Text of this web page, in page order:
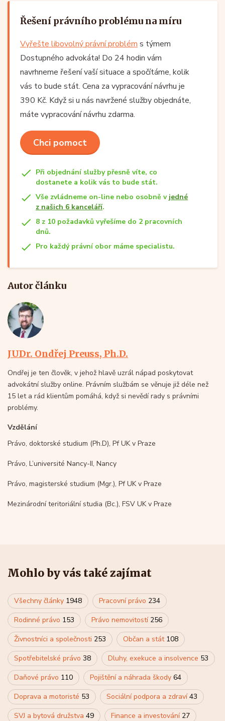
Řešení právního problému na míru
Vyřešte libovolný právní problém s týmem
Dostupného advokáta! Do 24 hodin vám
navrhneme řešení vaší situace a spočítáme, kolik
vás to bude stát. Cena za vypracování návrhu je
390 Kč. Když si u nás navržené služby objednáte,
máte vypracování návrhu zdarma.
Chci pomoct
Při objednání služby přesně víte, co
dostanete a kolik vás to bude stát.
Vše zvládneme on-line nebo osobně v jedné
z našich 6 kanceláří.
8 z 10 požadavků vyřešíme do 2 pracovních
dnů.
Pro každý právní obor máme specialistu.
Autor článku
JUDr. Ondřej Preuss, Ph.D.
Ondřej je ten člověk, v jehož hlavě uzrál nápad poskytovat
advokátní služby online. Právním službám se věnuje již déle než
15 let a rád klientům pomáhá, když si nevědí rady s právními
problémy.
Vzdělání
Právo, doktorské studium (Ph.D), Pf UK v Praze
Právo, L’université Nancy-II, Nancy
Právo, magisterské studium (Mgr.), Pf UK v Praze
Mezinárodní teritoriální studia (Bc.), FSV UK v Praze
Mohlo by vás také zajímat
Všechny články 1948 Pracovní právo 234
Rodinné právo 153 Právo nemovitostí 256
Živnostníci a společnosti 253 Občan a stát 108
Spotřebitelské právo 38 Dluhy, exekuce a insolvence 53
Daňové právo 110 Pojištění a náhrada škody 64
Doprava a motoristé 53 Sociální podpora a zdraví43
SVJ a bytová družstva 49 Finance a investování 27